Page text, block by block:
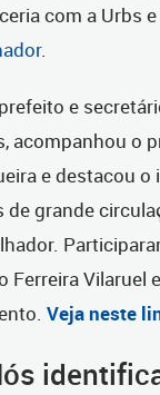
com a Urbs
.
e
acompanhou o
e destacou o
de grande
Ferreira Vilaruel
Veja neste